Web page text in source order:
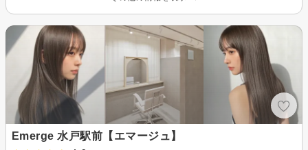
Emerge 水戸駅前【エマージュ】